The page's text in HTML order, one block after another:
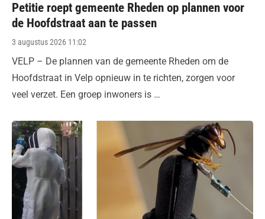
Petitie roept gemeente Rheden op plannen voor
de Hoofdstraat aan te passen
Posted
3 augustus 2026 11:02
VELP – De plannen van de gemeente Rheden om de
Hoofdstraat in Velp opnieuw in te richten, zorgen voor
veel verzet. Een groep inwoners is …